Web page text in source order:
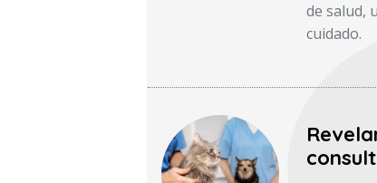
de salud,
cuidado.